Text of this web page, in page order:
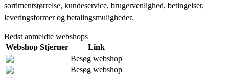
sortimentstørrelse, kundeservice, brugervenlighed, betingelser,
leveringsformer og betalingsmuligheder.
Bedst anmeldte webshops
Webshop Stjerner
Link
Besøg webshop
Besøg webshop